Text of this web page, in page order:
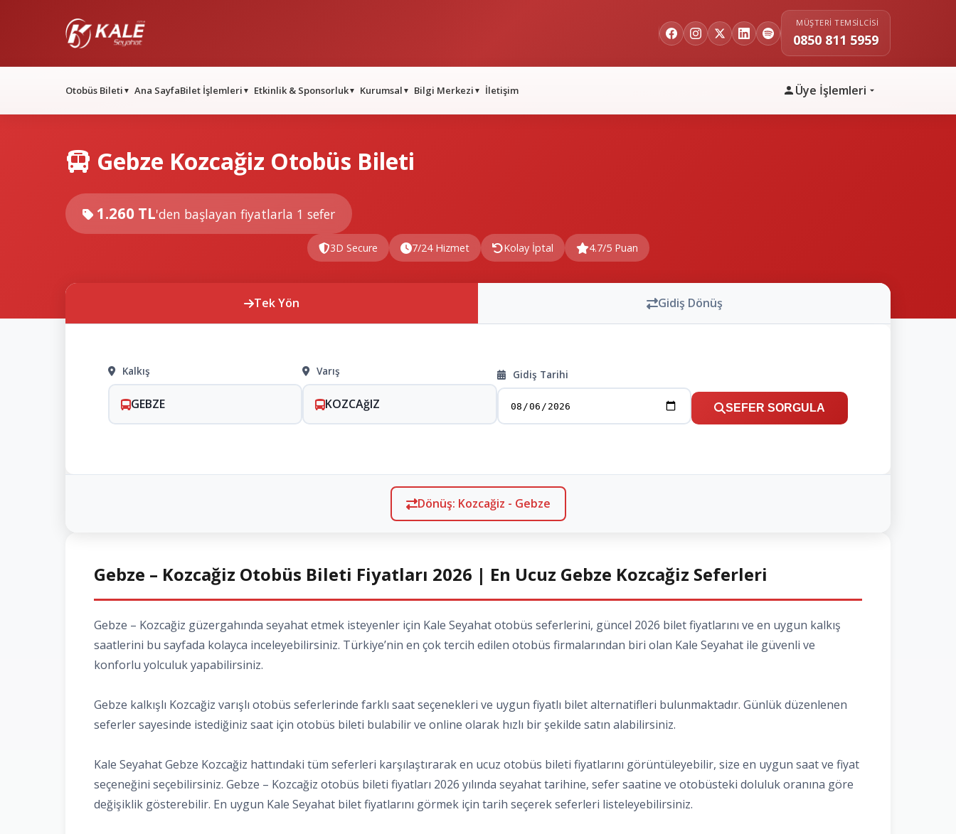
MÜŞTERI TEMSILCISI
0850 811 5959
Otobüs Bileti ▼ Ana SayfaBilet İşlemleri ▼ Etkinlik & Sponsorluk▼ Kurumsal ▼ Bilgi Merkezi ▼ İletişim Üye İşlemleri
Gebze Kozcağiz Otobüs Bileti
1.260 TL'den başlayan fiyatlarla 1 sefer
3D Secure 7/24 Hizmet Kolay İptal 4.7/5 Puan
Tek Yön Gidiş Dönüş
Kalkış
GEBZE
Varış
KOZCAğIZ
Gidiş Tarihi
SEFER SORGULA
Dönüş: Kozcağiz - Gebze
Gebze – Kozcağiz Otobüs Bileti Fiyatları 2026 | En Ucuz Gebze Kozcağiz Seferleri
Gebze – Kozcağiz güzergahında seyahat etmek isteyenler için Kale Seyahat otobüs seferlerini, güncel 2026 bilet fiyatlarını ve en uygun kalkış
saatlerini bu sayfada kolayca inceleyebilirsiniz. Türkiye’nin en çok tercih edilen otobüs firmalarından biri olan Kale Seyahat ile güvenli ve
konforlu yolculuk yapabilirsiniz.
Gebze kalkışlı Kozcağiz varışlı otobüs seferlerinde farklı saat seçenekleri ve uygun fiyatlı bilet alternatifleri bulunmaktadır. Günlük düzenlenen
seferler sayesinde istediğiniz saat için otobüs bileti bulabilir ve online olarak hızlı bir şekilde satın alabilirsiniz.
Kale Seyahat Gebze Kozcağiz hattındaki tüm seferleri karşılaştırarak en ucuz otobüs bileti fiyatlarını görüntüleyebilir, size en uygun saat ve fiyat
seçeneğini seçebilirsiniz. Gebze – Kozcağiz otobüs bileti fiyatları 2026 yılında seyahat tarihine, sefer saatine ve otobüsteki doluluk oranına göre
değişiklik gösterebilir. En uygun Kale Seyahat bilet fiyatlarını görmek için tarih seçerek seferleri listeleyebilirsiniz.